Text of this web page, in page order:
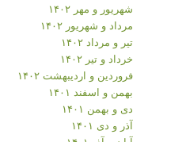
شهریور و مهر ۱۴۰۲
مرداد و شهریور ۱۴۰۲
تیر و مرداد ۱۴۰۲
خرداد و تیر ۱۴۰۲
فروردین و اردیبهشت ۱۴۰۲
بهمن و اسفند ۱۴۰۱
دی و بهمن ۱۴۰۱
آذر و دی ۱۴۰۱